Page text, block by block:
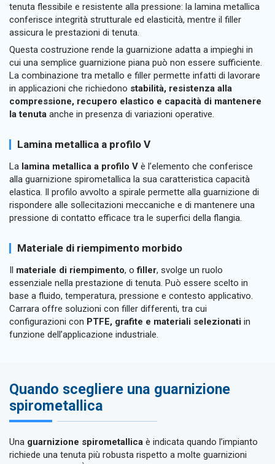
tenuta flessibile e resistente alla pressione: la lamina metallica
conferisce integrità strutturale ed elasticità, mentre il filler
assicura le prestazioni di tenuta.
Questa costruzione rende la guarnizione adatta a impieghi in
cui una semplice guarnizione piana può non essere sufficiente.
La combinazione tra metallo e filler permette infatti di lavorare
in applicazioni che richiedono stabilità, resistenza alla
compressione, recupero elastico e capacità di mantenere
la tenuta anche in presenza di variazioni operative.
Lamina metallica a profilo V
La lamina metallica a profilo V è l’elemento che conferisce
alla guarnizione spirometallica la sua caratteristica capacità
elastica. Il profilo avvolto a spirale permette alla guarnizione di
rispondere alle sollecitazioni meccaniche e di mantenere una
pressione di contatto efficace tra le superfici della flangia.
Materiale di riempimento morbido
materiale di riempimento, ofiller, svolge un ruolo
essenziale nella prestazione di tenuta. Può essere scelto in
base a fluido, temperatura, pressione e contesto applicativo.
Carrara offre soluzioni con filler differenti, tra cui
configurazioni con PTFE, grafite e materiali selezionati in
funzione dell’applicazione industriale.
Quando scegliere una guarnizione
spirometallica
Una guarnizione spirometallica è indicata quando l’impianto
richiede una tenuta più robusta rispetto a molte guarnizioni